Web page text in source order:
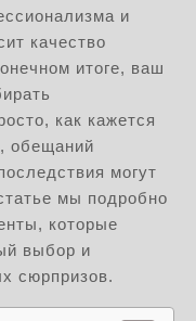
и
качество
итоге, ваш
как кажется
обещаний
могут
мы подробно
которые
выбор и
сюрпризов.